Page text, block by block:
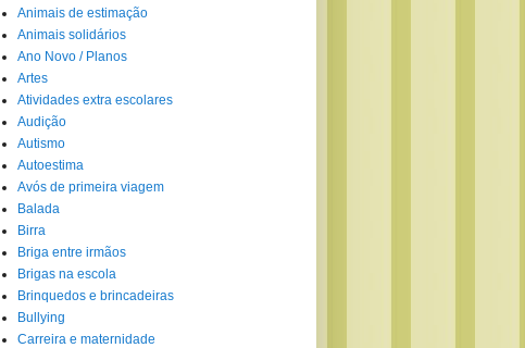
Animais de estimação
Animais solidários
Ano Novo / Planos
Artes
Atividades extra escolares
Audição
Autismo
Autoestima
Avós de primeira viagem
Balada
Birra
Briga entre irmãos
Brigas na escola
Brinquedos e brincadeiras
Bullying
Carreira e maternidade